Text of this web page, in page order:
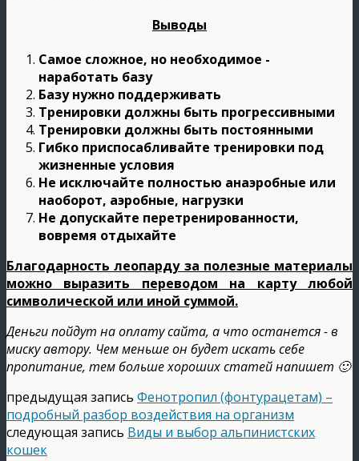
Выводы
Самое сложное, но необходимое -
наработать базу
Базу нужно поддерживать
Тренировки должны быть прогрессивными
Тренировки должны быть постоянными
Гибко приспосабливайте тренировки под
жизненные условия
Не исключайте полностью анаэробные или
наоборот, аэробные, нагрузки
Не допускайте перетренированности,
вовремя отдыхайте
Благодарность леопарду за полезные материалы
можно выразить переводом на карту любой
символической или иной суммой.
Деньги пойдут на оплату сайта, а что останется - в
миску автору. Чем меньше он будет искать себе
пропитание, тем больше хороших статей напишет 🙂
предыдущая запись Фенотропил (фонтурацетам) –
подробный разбор воздействия на организм
следующая запись Виды и выбор альпинистских
кошек